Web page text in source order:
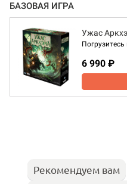
БАЗОВАЯ ИГРА
Ужас
6 990 ₽
Рекомендуем вам